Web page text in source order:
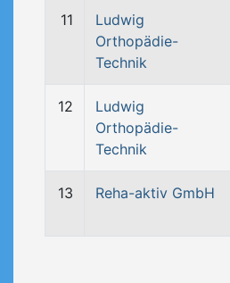
11
Ludwig
Orthopädie-
Technik
12
Ludwig
Orthopädie-
Technik
13 Reha-aktiv GmbH